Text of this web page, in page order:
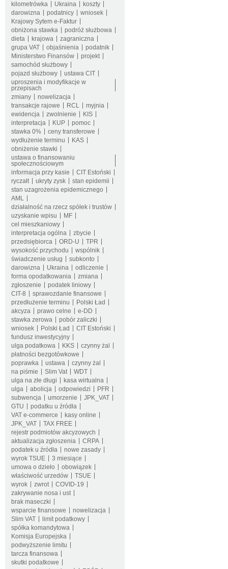
kilometrówka
Ukraina
koszty
darowizna
podatnicy
wniosek
Krajowy Sytem e-Faktur
obniżona stawka
podróż służbowa
dieta
krajowa
zagraniczna
grupa VAT
objaśnienia
podatnik
Ministerstwo Finansów
projekt
samochód służbowy
pojazd służbowy
ustawa CIT
uproszenia i modyfikacje w
przepisach
zmiany
nowelizacja
transakcje rajowe
RCL
myjnia
ewidencja
zwolnienie
KIS
interpretacja
KUP
pomoc
stawka 0%
ceny transferowe
wydłużenie terminu
KAS
obniżenie stawki
ustawa o finansowaniu
społecznościowym
informacja przy kasie
CIT Estoński
ryczałt
ukryty zysk
stan epidemii
stan uzagrożenia epidemicznego
AML
działalność na rzecz spółek i trustów
uzyskanie wpisu
MF
cel mieszkaniowy
interpretacja ogólna
zbycie
przedsiębiorca
ORD-U
TPR
wysokość przychodu
wspólnik
świadczenie usług
subkonto
darowizna
Ukraina
odliczenie
forma opodatkowania
zmiana
zgłoszenie
podatek liniowy
CIT-8
sprawozdanie finansowe
przedłużenie terminu
Polski Ład
akcyza
prawo celne
e-DD
stawka zerowa
pobór zaliczki
wniosek
Polski Ład
CIT Estoński
fundusz inwestycyjny
ulga podatkowa
KKS
czynny żal
płatności bezgotówkowe
poprawka
ustawa
czynny żal
na piśmie
Slim Vat
WDT
ulga na złe długi
kasa wirtualna
ulga
abolicja odpowiedzi
PFR
subwencja
umorzenie
JPK_VAT
GTU
podatku u źródła
VAT e-commerce
kasy online
JPK_VAT
TAX FREE
rejestr podmiotów akcyzowych
aktualizacja zgłoszenia
CRPA
podatek u źródła
nowe zasady
wyrok TSUE
3 miesiące
umowa o dzieło
obowiązek
właściwość urzedów
TSUE
wyrok
zwrot
COVID-19
zakrywanie nosa i ust
brak maseczki
wsparcie finansowe
nowelizacja
Slim VAT
limit podatkowy
spółka komandytowa
Komisja Europejska
podwyższenie limitu
tarcza finansowa
skutki podatkowe